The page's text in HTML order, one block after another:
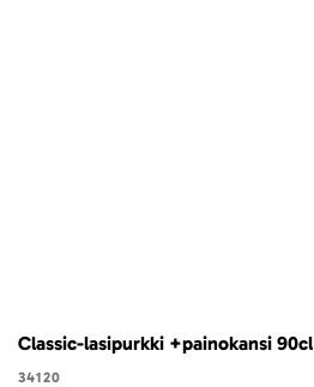
Classic-lasipurkki +painokansi 90cl
34120